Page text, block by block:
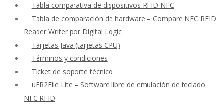
Tabla comparativa de dispositivos RFID NFC
Tabla de comparación de hardware – Compare NFC RFID
Reader Writer por Digital Logic
Tarjetas Java (tarjetas CPU)
Términos y condiciones
Ticket de soporte técnico
uFR2File Lite – Software libre de emulación de teclado
NFC RFID